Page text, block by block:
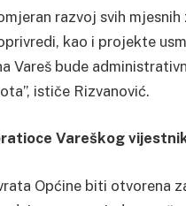
razvoj svih
kao i projekte
Vareš bude
ističe Rizvanović.
Vareškog
Općine biti otvorena